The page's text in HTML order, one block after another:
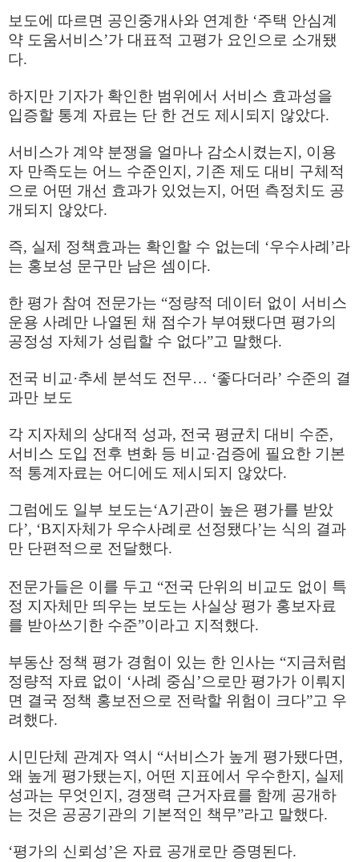
보도에 따르면 공인중개사와 연계한 ‘주택 안심계
약 도움서비스’가 대표적 고평가 요인으로 소개됐
다.
하지만 기자가 확인한 범위에서 서비스 효과성을
입증할 통계 자료는 단 한 건도 제시되지 않았다.
서비스가 계약 분쟁을 얼마나 감소시켰는지 , 이용
자 만족도는 어느 수준인지 , 기존 제도 대비 구체적
으로 어떤 개선 효과가 있었는지 , 어떤 측정치도 공
개되지 않았다.
즉, 실제 정책효과는 확인할 수 없는데 ‘우수사례 ’라
는 홍보성 문구만 남은 셈이다.
한 평가 참여 전문가는 “정량적 데이터 없이 서비스
운용 사례만 나열된 채 점수가 부여됐다면 평가의
공정성 자체가 성립할 수 없다”고 말했다.
전국 비교 ·추세 분석도 전무… ‘좋다더라’ 수준의 결
과만 보도
각 지자체의 상대적 성과, 전국 평균치 대비 수준,
서비스 도입 전후 변화 등 비교 ·검증에 필요한 기본
적 통계자료는 어디에도 제시되지 않았다.
그럼에도 일부 보도는‘A기관이 높은 평가를 받았
다’, ‘B지자체가 우수사례로 선정됐다’는 식의 결과
만 단편적으로 전달했다.
전문가들은 이를 두고 “전국 단위의 비교도 없이 특
정 지자체만 띄우는 보도는 사실상 평가 홍보자료
를 받아쓰기한 수준”이라고 지적했다.
부동산 정책 평가 경험이 있는 한 인사는 “지금처럼
정량적 자료 없이 ‘사례 중심’으로만 평가가 이뤄지
면 결국 정책 홍보전으로 전락할 위험이 크다”고 우
려했다.
시민단체 관계자 역시 “서비스가 높게 평가됐다면 ,
왜 높게 평가됐는지 , 어떤 지표에서 우수한지 , 실제
성과는 무엇인지 , 경쟁력 근거자료를 함께 공개하
는 것은 공공기관의 기본적인 책무”라고 말했다.
‘평가의 신뢰성’은 자료 공개로만 증명된다.